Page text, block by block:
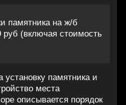
памятника на ж/б
(включая стоимость
памятника и
места
описывается порядок